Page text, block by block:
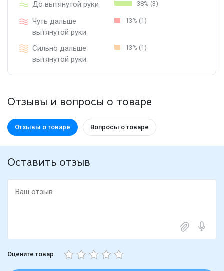
До вытянутой руки 38% (3)
Чуть дальше
вытянутой руки
13% (1)
Сильно дальше
вытянутой руки
13% (1)
Отзывы и вопросы о товаре
Отзывы о товаре Вопросы о товаре
Оставить отзыв
Оцените товар